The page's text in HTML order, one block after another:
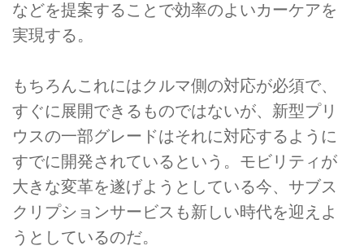
などを提案することで効率のよいカーケアを
実現する。
もちろんこれにはクルマ側の対応が必須で、
すぐに展開できるものではないが、新型プリ
ウスの一部グレードはそれに対応するように
すでに開発されているという。モビリティが
大きな変革を遂げようとしている今、サブス
クリプションサービスも新しい時代を迎えよ
うとしているのだ。